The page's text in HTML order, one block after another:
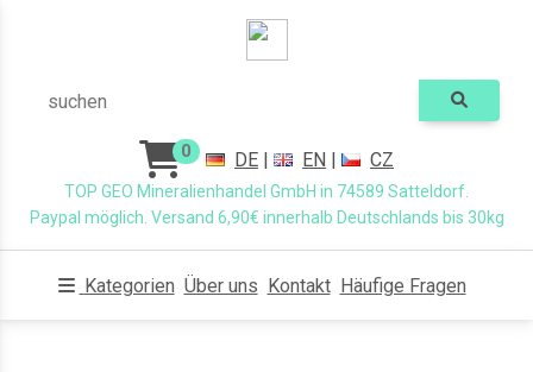
suchen
0 DE | EN | CZ
TOP GEO Mineralienhandel GmbH in 74589 Satteldorf.
Paypal möglich. Versand 6,90€ innerhalb Deutschlands bis 30kg
Kategorien Über uns Kontakt Häufige Fragen